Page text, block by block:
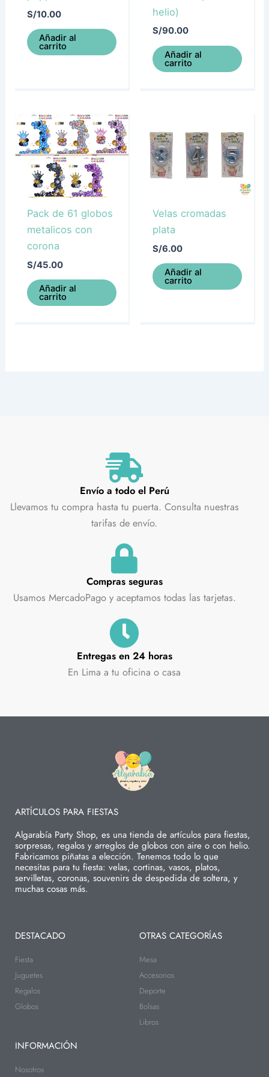
S/10.00
Añadir al
carrito
helio)
S/90.00
Añadir al
carrito
Pack de 61 globos
metalicos con
corona
S/45.00
Añadir al
carrito
Velas cromadas
plata
S/6.00
Añadir al
carrito
Envío a todo el Perú
Llevamos tu compra hasta tu puerta. Consulta nuestras
tarifas de envío.
Compras seguras
Usamos MercadoPago y aceptamos todas las tarjetas.
Entregas en 24 horas
En Lima a tu oficina o casa
ARTÍCULOS PARA FIESTAS
Algarabía Party Shop, es una tienda de artículos para fiestas,
sorpresas, regalos y arreglos de globos con aire o con helio.
Fabricamos piñatas a elección. Tenemos todo lo que
necesitas para tu fiesta: velas, cortinas, vasos, platos,
servilletas, coronas, souvenirs de despedida de soltera, y
muchas cosas más.
DESTACADO
Fiesta
Juguetes
Regalos
Globos
OTRAS CATEGORÍAS
Mesa
Accesorios
Deporte
Bolsas
Libros
INFORMACIÓN
Nosotros